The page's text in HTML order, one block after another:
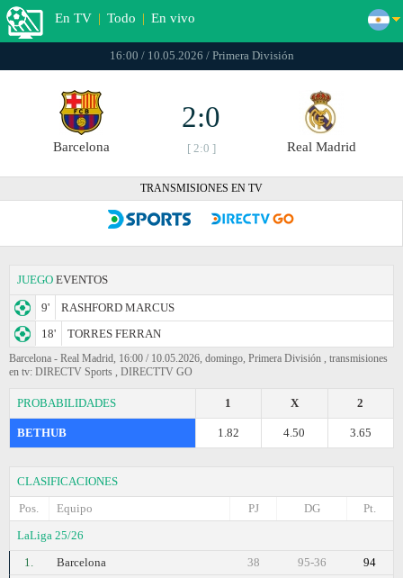
En TV | Todo | En vivo
16:00 / 10.05.2026 / Primera División
Barcelona
2:0
[ 2:0 ] Real Madrid
TRANSMISIONES EN TV
JUEGO EVENTOS
9'
RASHFORD MARCUS
18'
TORRES FERRAN
Barcelona - Real Madrid, 16:00 / 10.05.2026, domingo, Primera División , transmisiones
en tv: DIRECTV Sports , DIRECTTV GO
PROBABILIDADES 2
X
1
BETHUB 3.65
4.50
1.82
CLASIFICACIONES
Pos.
Equipo Pt.
DG
PJ
LaLiga 25/26
1.
Barcelona 94
95-36
38